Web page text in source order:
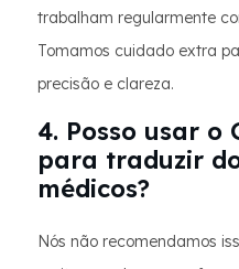
trabalham regularmente
Tomamos cuidado extra
precisão e clareza.
4. Posso usar o
para traduzir
médicos?
Nós não recomendamos